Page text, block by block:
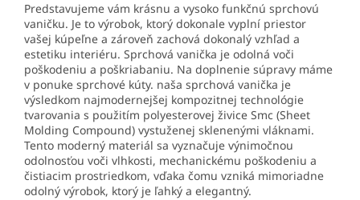
Predstavujeme vám krásnu a vysoko funkčnú sprchovú
vaničku. Je to výrobok, ktorý dokonale vyplní priestor
vašej kúpeľne a zároveň zachová dokonalý vzhľad a
estetiku interiéru. Sprchová vanička je odolná voči
poškodeniu a poškriabaniu. Na doplnenie súpravy máme
v ponuke sprchové kúty. naša sprchová vanička je
výsledkom najmodernejšej kompozitnej technológie
tvarovania s použitím polyesterovej živice Smc (Sheet
Molding Compound) vystuženej sklenenými vláknami.
Tento moderný materiál sa vyznačuje výnimočnou
odolnosťou voči vlhkosti, mechanickému poškodeniu a
čistiacim prostriedkom, vďaka čomu vzniká mimoriadne
odolný výrobok, ktorý je ľahký a elegantný.